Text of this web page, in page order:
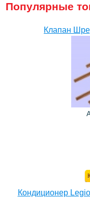
Популярные
Клапан
Кондиционер